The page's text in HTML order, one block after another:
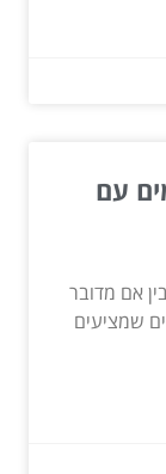
עם
אם מדובר
שמציעים